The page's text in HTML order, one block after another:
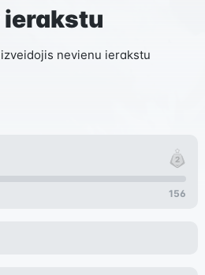
ierakstu
nevienu ierakstu
156